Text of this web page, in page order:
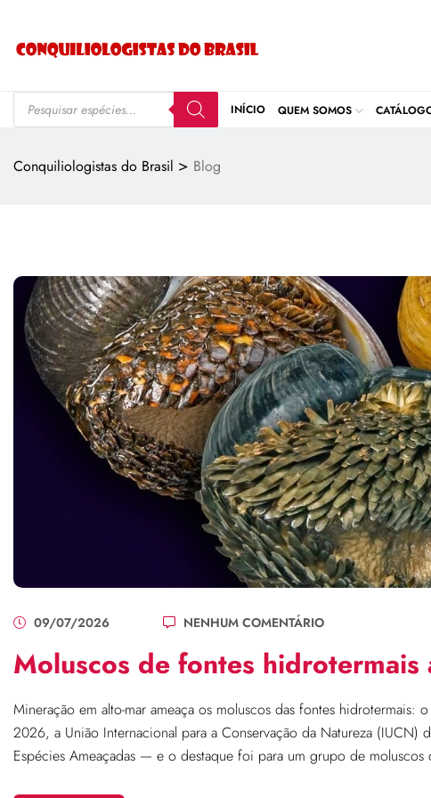
INÍCIO QUEM SOMOS
Conquiliologistas do Brasil > Blog
09/07/2026 NENHUM COMENTÁRIO
Moluscos de fontes hidrotermais
Mineração em alto-mar ameaça os moluscos das fontes
2026, a União Internacional para a Conservação da Natureza (IUCN)
Espécies Ameaçadas — e o destaque foi para um grupo de